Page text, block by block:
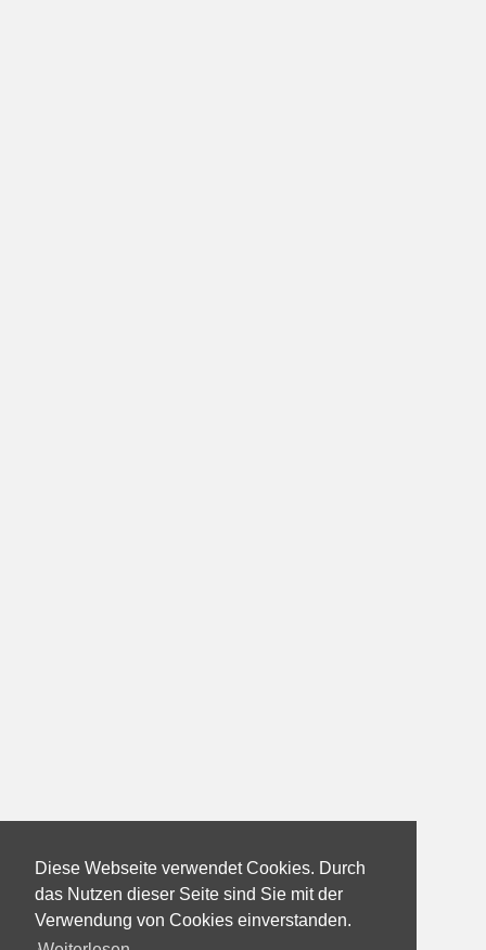
Diese Webseite verwendet Cookies. Durch
das Nutzen dieser Seite sind Sie mit der
Verwendung von Cookies einverstanden.